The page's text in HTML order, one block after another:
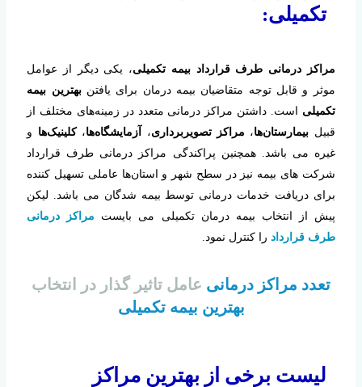
تکمیلی:
مراکز درمانی طرف قرارداد بیمه تکمیلی، یکی دیگر از عوامل
موثر و قابل توجه متقاضیان بیمه درمان برای یافتنبهترین بیمه
تکمیلی
است. داشتن مراکز درمانی متعدد در زمینه‌های مختلف از
قبیل بیمارستان‌ها، مراکز تصویر‌برداری، آزمایشگاه‌ها،کلینیک‌ها و
غیره می باشد. همچنین پراکندگی مراکز درمانی طرف قرارداد
شرکت های بیمه نیز در سطح شهر و استان‌ها عاملی تسهیل کننده
برای دریافت خدمات درمانی توسط بیمه شدگان می باشد. لیکن
پیش از انتخاب بیمه درمان تکمیلی می بایست مراکز درمانی
طرف قرارداد را کنترل نمود.
تعدد مراکز درمانی عامل تاثیر گذار در انتخاب
بهترین بیمه تکمیلی
لیست برخی از بهترین مراکز